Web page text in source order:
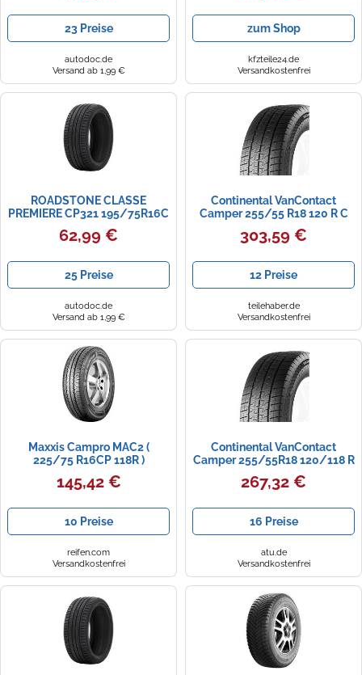
23 Preise
autodoc.de
Versand ab 1,99 €
zum Shop
kfzteile24.de
Versandkostenfrei
ROADSTONE CLASSE
PREMIERE CP321 195/75R16C
110Q BSW
62,99 €
25 Preise
autodoc.de
Versand ab 1,99 €
Continental VanContact
Camper 255/55 R18 120 R C
303,59 €
12 Preise
teilehaber.de
Versandkostenfrei
Maxxis Campro MAC2 (
225/75 R16CP 118R )
145,42 €
10 Preise
reifen.com
Versandkostenfrei
Continental VanContact
Camper 255/55R18 120/118 R
267,32 €
16 Preise
atu.de
Versandkostenfrei